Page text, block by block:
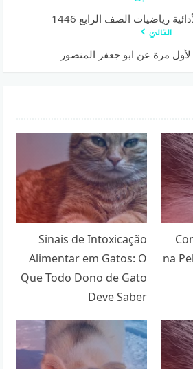
رياضيات الصف الرابع 1446
التالي
لأول مرة عن ابو جعفر المنصور
na
Sinais de Intoxicação
Alimentar em Gatos: O
Que Todo Dono de Gato
Deve Saber